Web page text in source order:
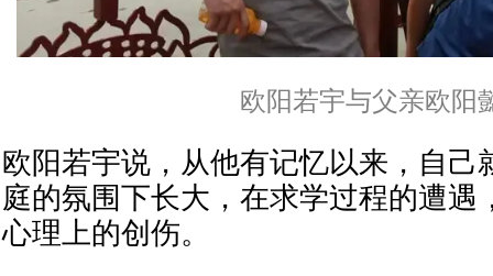
欧阳若宇与父亲欧阳
欧阳若宇说，从他有记忆以来，自己
庭的氛围下长大，在求学过程的遭遇
心理上的创伤。